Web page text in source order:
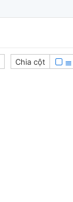
Chia cột